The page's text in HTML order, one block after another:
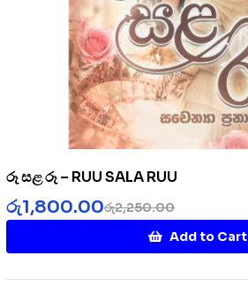
රූ සළ රූ – RUU SALA RUU
රු2,250.00
රු1,800.00
Add to Cart